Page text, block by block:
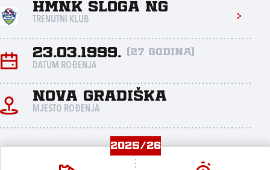
HMNK Sloga NG
TRENUTNI KLUB
23.03.1999. (27 godina)
DATUM ROĐENJA
Nova Gradiška
MJESTO ROĐENJA
2025/26